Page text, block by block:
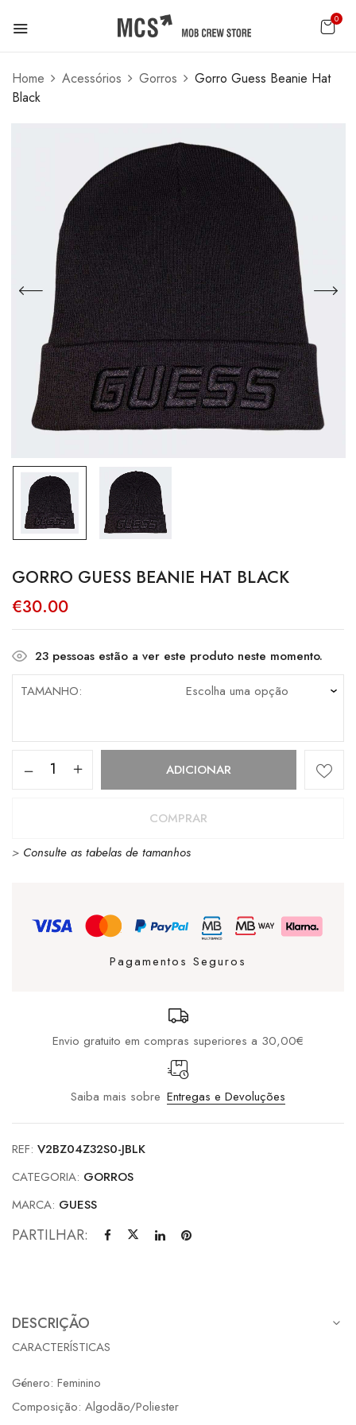
0
Home Acessórios Gorros
Gorro Guess Beanie Hat
Black
GORRO GUESS BEANIE HAT BLACK
€30.00
23 pessoas estão a ver este produto neste momento.
TAMANHO
Quantidade
Beanie
ADICIONAR
COMPRAR
> Consulte as tabelas de tamanhos
Pagamentos Seguros
Envio gratuito em compras superiores a 30,00€
Saiba mais sobre Entregas e Devoluções
REF: V2BZ04Z32S0-JBLK
CATEGORIA: GORROS
MARCA: GUESS
PARTILHAR:
DESCRIÇÃO
CARACTERÍSTICAS
Género: Feminino
Composição: Algodão/Poliester